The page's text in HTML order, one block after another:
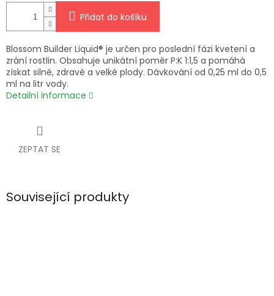
Přidat do košíku
Blossom Builder Liquid® je určen pro poslední fázi kvetení a
zrání rostlin. Obsahuje unikátní poměr P:K 1:1,5 a pomáhá
získat silné, zdravé a velké plody. Dávkování od 0,25 ml do 0,5
ml na litr vody.
Detailní informace
ZEPTAT SE
Související produkty